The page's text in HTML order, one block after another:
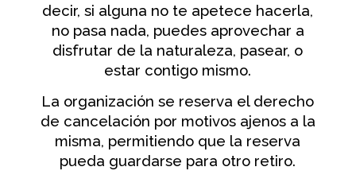
decir, si alguna no te apetece hacerla,
no pasa nada, puedes aprovechar a
disfrutar de la naturaleza, pasear, o
estar contigo mismo.
La organización se reserva el derecho
de cancelación por motivos ajenos a la
misma, permitiendo que la reserva
pueda guardarse para otro retiro.